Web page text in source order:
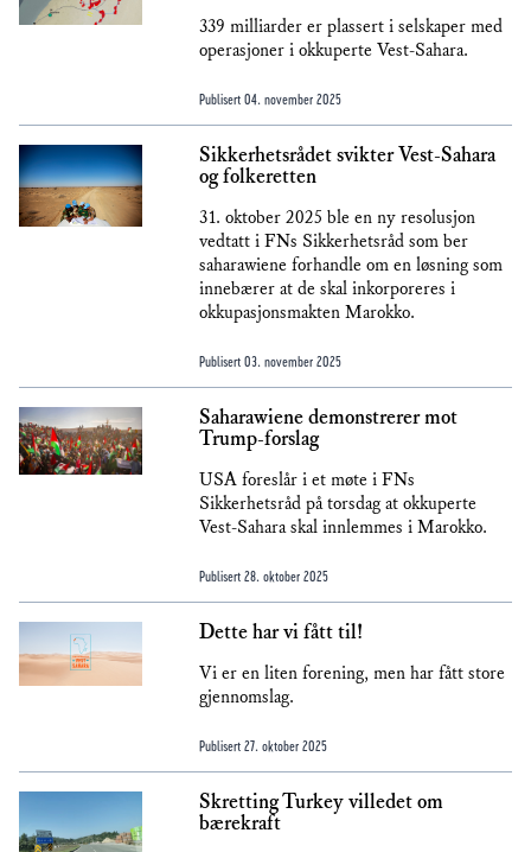
339 milliarder er plassert i selskaper med
operasjoner i okkuperte Vest-Sahara.
Publisert 04. november 2025
Sikkerhetsrådet svikter Vest-Sahara
og folkeretten
31. oktober 2025 ble en ny resolusjon
vedtatt i FNs Sikkerhetsråd som ber
saharawiene forhandle om en løsning som
innebærer at de skal inkorporeres i
okkupasjonsmakten Marokko.
Publisert 03. november 2025
Saharawiene demonstrerer mot
Trump-forslag
USA foreslår i et møte i FNs
Sikkerhetsråd på torsdag at okkuperte
Vest-Sahara skal innlemmes i Marokko.
Publisert 28. oktober 2025
Dette har vi fått til!
Vi er en liten forening, men har fått store
gjennomslag.
Publisert 27. oktober 2025
Skretting Turkey villedet om
bærekraft